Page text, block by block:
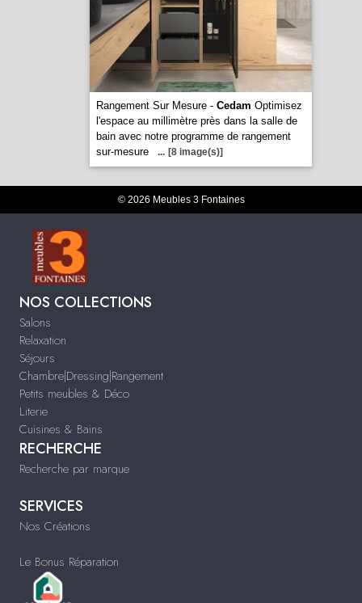
Rangement Sur Mesure - Cedam Optimisez
l'espace au millimètre près dans la salle de
bain avec notre programme de rangement
sur-mesure
... [8 image(s)]
© 2026 Meubles 3 Fontaines
NOS COLLECTIONS
Salons
Relaxation
Séjours
Chambre|Dressing|Rangement
Petits meubles & Déco
Literie
Cuisines & Bains
RECHERCHE
Recherche par marque
SERVICES
Nos Créations
Le Bonus Réparation